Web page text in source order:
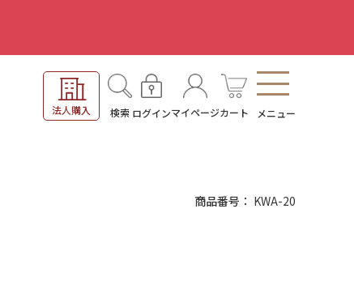
法人購入 検索 ログインマイページカート メニュー
商品番号 KWA-20